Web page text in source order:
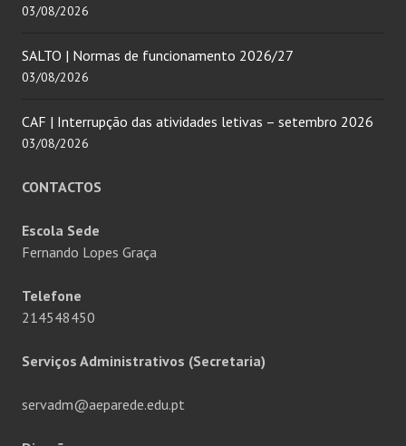
03/08/2026
SALTO | Normas de funcionamento 2026/27
03/08/2026
CAF | Interrupção das atividades letivas – setembro 2026
03/08/2026
CONTACTOS
Escola Sede
Fernando Lopes Graça
Telefone
214548450
Serviços Administrativos (Secretaria)
servadm@aeparede.edu.pt